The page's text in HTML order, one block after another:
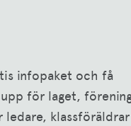
infopaket och få
för laget,
ledare,